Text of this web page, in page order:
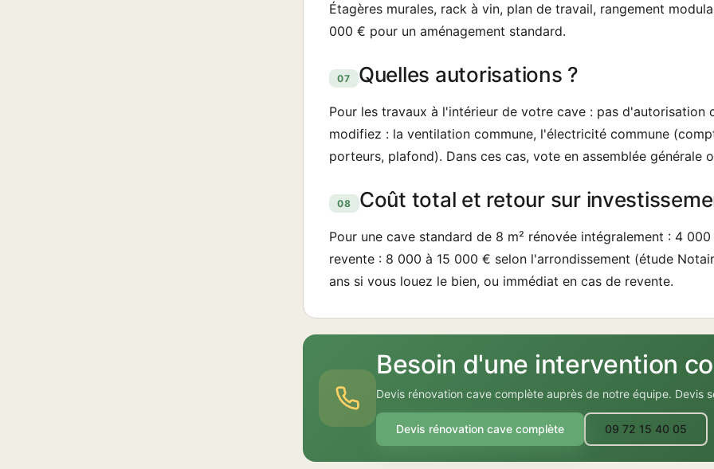
Étagères murales, rack à vin, plan de travail, rangement
000 € pour un aménagement standard.
07 Quelles autorisations ?
Pour les travaux à l'intérieur de votre cave : pas d'autorisation
modifiez : la ventilation commune, l'électricité commune
porteurs, plafond). Dans ces cas, vote en assemblée générale
08 Coût total et retour sur
Pour une cave standard de 8 m² rénovée intégralement : 4
revente : 8 000 à 15 000 € selon l'arrondissement (étude
ans si vous louez le bien, ou immédiat en cas de revente.
Besoin d'une intervention
Devis rénovation cave complète auprès de notre équipe. Devis
Devis rénovation cave complète 09 72 15 40 05